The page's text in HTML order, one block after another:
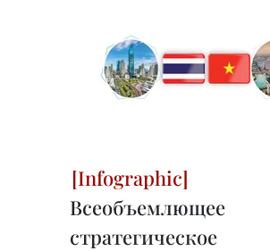
Всеобъемлющее
стратегическое